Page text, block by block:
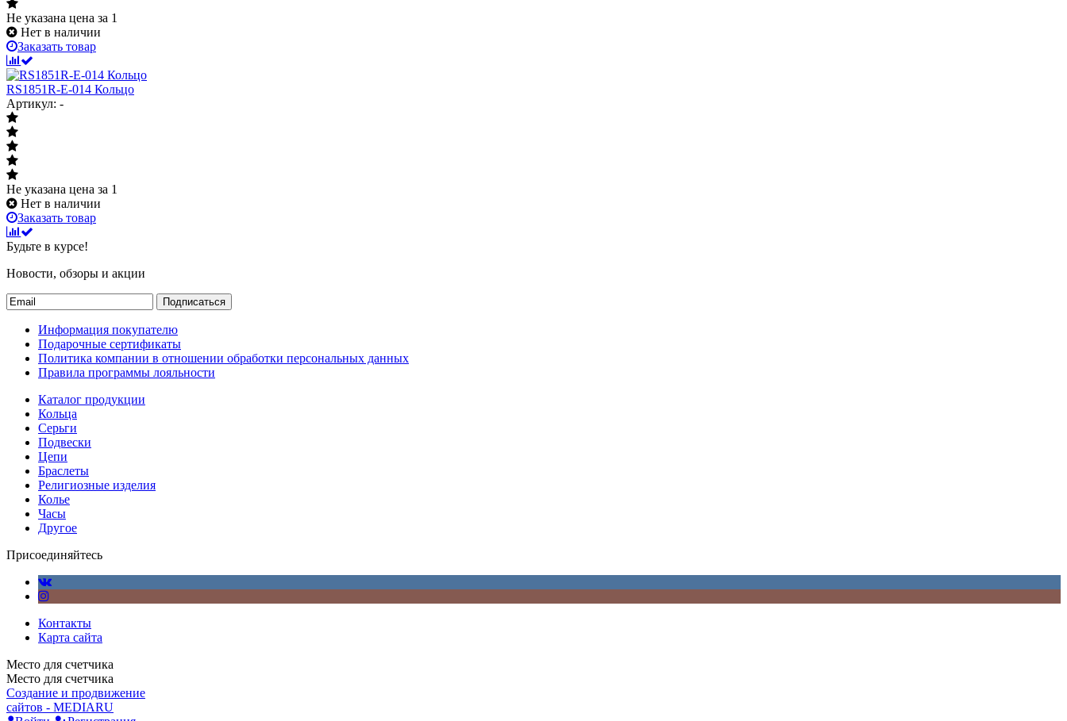
Не указана цена за 1
Нет в наличии
Заказать товар
RS1851R-E-014 Кольцо
Артикул: -
Не указана цена за 1
Нет в наличии
Заказать товар
Будьте в курсе!
Новости, обзоры и акции
Подписаться
Информация покупателю
Подарочные сертификаты
Политика компании в отношении обработки персональных данных
Правила программы лояльности
Каталог продукции
Кольца
Серьги
Подвески
Цепи
Браслеты
Религиозные изделия
Колье
Часы
Другое
Присоединяйтесь
Контакты
Карта сайта
Место для счетчика
Место для счетчика
Создание и продвижение
сайтов - MEDIARU